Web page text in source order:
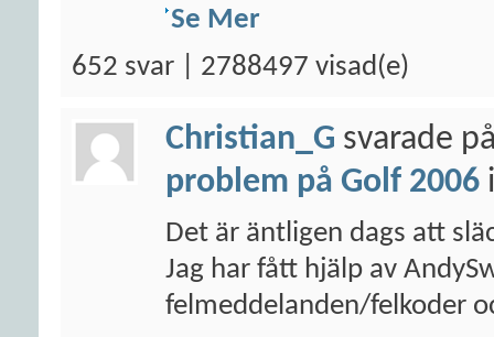
Se Mer
652 svar | 2788497 visad(e)
Christian_G svarade
problem på Golf 2006
Det är äntligen dags att
Jag har fått hjälp av
felmeddelanden/felkoder